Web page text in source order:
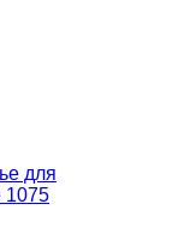
для
1075